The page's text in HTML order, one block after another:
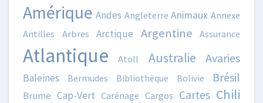
Amérique Andes Angleterre Animaux Annexe
Antilles
Arbres Arctique Argentine Assurance
Atlantique Atoll Australie Avaries
Baleines Bermudes Bibliothèque Bolivie Brésil
Brume Cap-Vert Carénage Cargos Cartes Chili